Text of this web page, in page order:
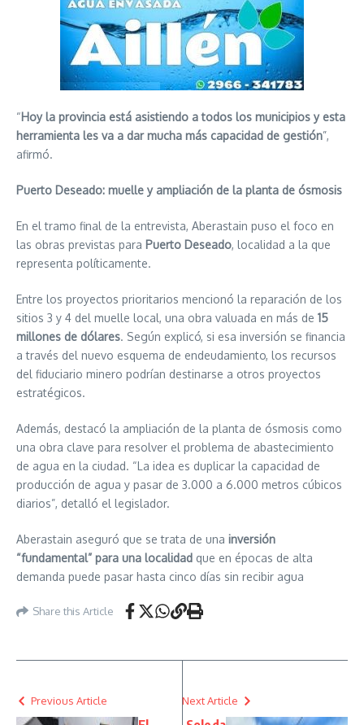
“Hoy la provincia está asistiendo a todos los municipios y esta
herramienta les va a dar mucha más capacidad de gestión”,
afirmó.
Puerto Deseado: muelle y ampliación de la planta de ósmosis
En el tramo final de la entrevista, Aberastain puso el foco en
las obras previstas para Puerto Deseado, localidad a la que
representa políticamente.
Entre los proyectos prioritarios mencionó la reparación de los
sitios 3 y 4 del muelle local, una obra valuada en más de 15
millones de dólares. Según explicó, si esa inversión se financia
a través del nuevo esquema de endeudamiento, los recursos
del fiduciario minero podrían destinarse a otros proyectos
estratégicos.
Además, destacó la ampliación de la planta de ósmosis como
una obra clave para resolver el problema de abastecimiento
de agua en la ciudad. “La idea es duplicar la capacidad de
producción de agua y pasar de 3.000 a 6.000 metros cúbicos
diarios”, detalló el legislador.
Aberastain aseguró que se trata de una inversión
“fundamental” para una localidad que en épocas de alta
demanda puede pasar hasta cinco días sin recibir agua
Share this Article
Previous Article Next Article